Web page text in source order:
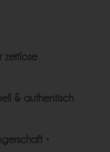
zeitlose
& authentisch
•